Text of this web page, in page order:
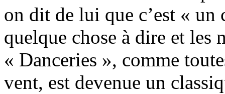
on dit de lui que c’est «
quelque chose à dire et les
« Danceries », comme
vent, est devenue un